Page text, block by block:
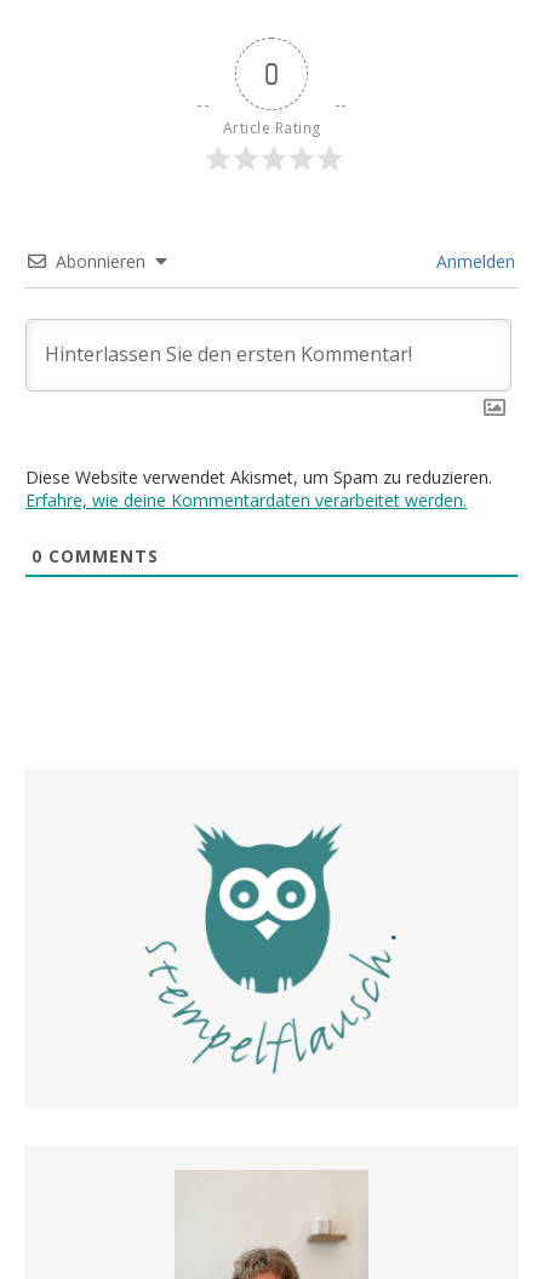
0
Article Rating
Abonnieren Anmelden
Diese Website verwendet Akismet, um Spam zu reduzieren.
Erfahre, wie deine Kommentardaten verarbeitet werden.
0 COMMENTS